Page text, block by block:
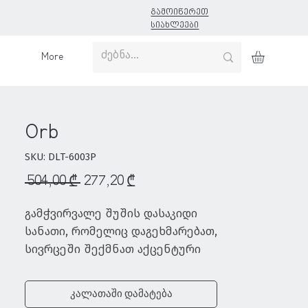
გამოიწერეთ
სიახლეები
More
Orb
SKU: DLT-6003P
504,00 ₾ Regular
277,20 ₾Sale
გამჭვირვალე შუშის დასაკიდი
სანათი, რომელიც დაგეხმარებათ,
სივრცეში შექმნათ აქცენტური
კალათაში დამატება